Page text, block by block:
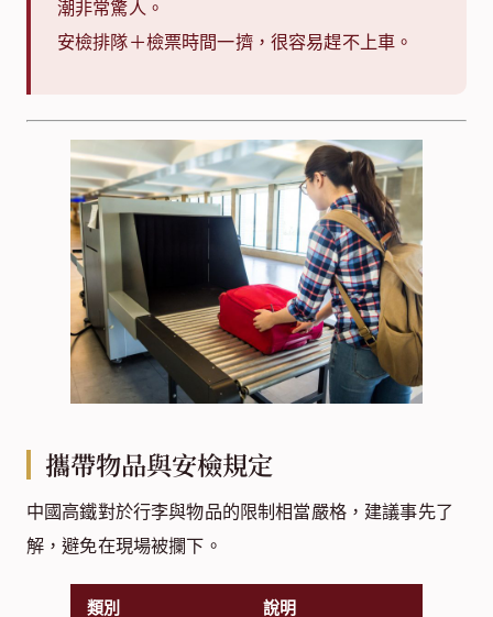
潮非常驚人。
安檢排隊＋檢票時間一擠，很容易趕不上車。
攜帶物品與安檢規定
中國高鐵對於行李與物品的限制相當嚴格，建議事先了
解，避免在現場被攔下。
類別 說明